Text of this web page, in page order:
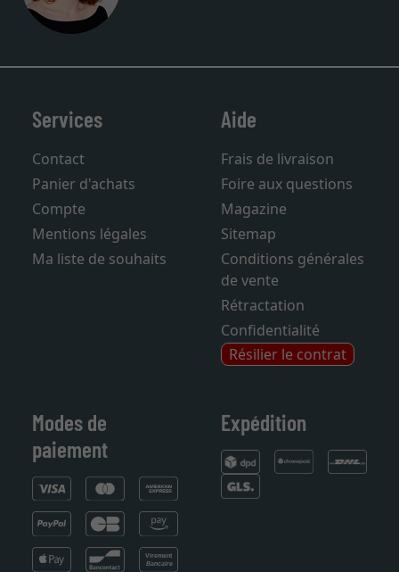
Services
Contact
Panier d'achats
Compte
Mentions légales
Aide
Frais de livraison
Foire aux questions
Magazine
Sitemap
Conditions générales
de vente
Rétractation
Confidentialité
Résilier le contrat
Modes de
paiement
Expédition